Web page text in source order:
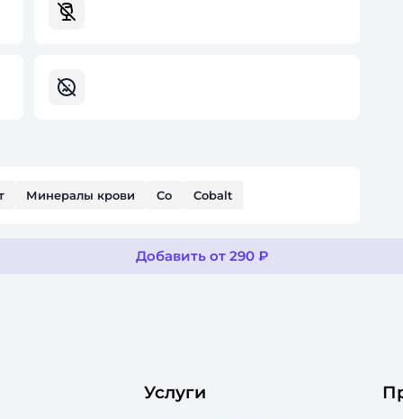
Минералы крови Co Cobalt
Добавить от 290 ₽
Услуги